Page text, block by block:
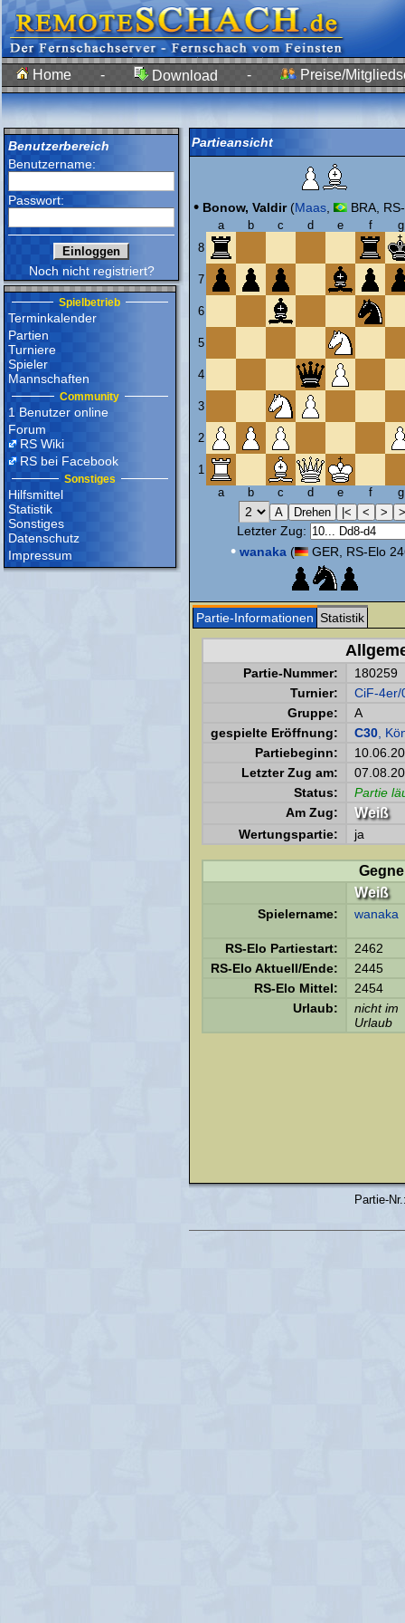
Home - Download - Preise/
Benutzerbereich
Benutzername:
Passwort:
Noch nicht registriert?
Spielbetrieb
Terminkalender
Partien
Turniere
Spieler
Mannschaften
Community
1 Benutzer online
Forum
RS Wiki
RS bei Facebook
Sonstiges
Hilfsmittel
Statistik
Sonstiges
Datenschutz
Impressum
Partieansicht
• Bonow, Valdir(Maas, BRA,
a b c d e f
g
8
7
6
5
4
3
2
1
a
b c d e f g
Letzter Zug:
• wanaka( GER, RS-Elo
Partie-Informationen Statistik
Partie-Nummer:
180259
Turnier:
CiF-4er/
Gruppe:
A
gespielte Eröffnung:
C30 ,
Partiebeginn:
Letzter Zug am:
Status:
Partie
Am Zug:
Weiß
Wertungspartie: ja
Weiß
Spielername: wanaka
RS-Elo Partiestart:
2462
RS-Elo Aktuell/Ende:
2445
RS-Elo Mittel:
2454
Urlaub:
nicht im
Urlaub
Partie-